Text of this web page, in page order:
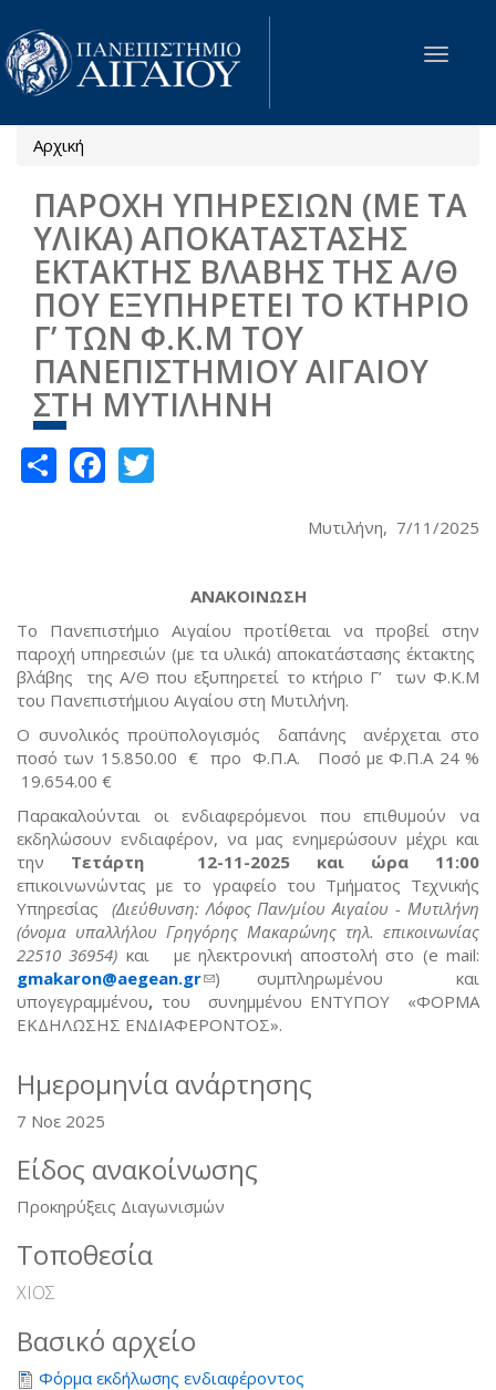
Παράκαμψη προς το κυρίως περιεχόμενο
Toggle
Είστε εδώ
Αρχική
ΠΑΡΟΧΗ ΥΠΗΡΕΣΙΩΝ (ΜΕ ΤΑ
ΥΛΙΚΑ) ΑΠΟΚΑΤΑΣΤΑΣΗΣ
ΕΚΤΑΚΤΗΣ ΒΛΑΒΗΣ ΤΗΣ Α/Θ
ΠΟΥ ΕΞΥΠΗΡΕΤΕΙ ΤΟ ΚΤΗΡΙΟ
Γ’ ΤΩΝ Φ.Κ.Μ ΤΟΥ
ΠΑΝΕΠΙΣΤΗΜΙΟΥ ΑΙΓΑΙΟΥ
ΣΤΗ ΜΥΤΙΛΗΝΗ
ShareFacebook
Μυτιλήνη, 7/11/2025
ΑΝΑΚΟΙΝΩΣΗ
Το Πανεπιστήμιο Αιγαίου προτίθεται να προβεί στην
παροχή υπηρεσιών (με τα υλικά) αποκατάστασης έκτακτης
βλάβης της Α/Θ που εξυπηρετεί το κτήριο Γ’ των Φ.Κ.Μ
του Πανεπιστήμιου Αιγαίου στη Μυτιλήνη.
Ο συνολικός προϋπολογισμός δαπάνης ανέρχεται στο
ποσό των 15.850.00 € προ Φ.Π.Α. Ποσό με Φ.Π.Α 24 %
19.654.00 €
Παρακαλούνται οι ενδιαφερόμενοι που επιθυμούν να
εκδηλώσουν ενδιαφέρον, να μας ενημερώσουν μέχρι και
την Τετάρτη 12-11-2025 και ώρα 11:00
επικοινωνώντας με το γραφείο του Τμήματος Τεχνικής
Υπηρεσίας (Διεύθυνση: Λόφος Παν/μίου Αιγαίου - Μυτιλήνη
(όνομα υπαλλήλου Γρηγόρης Μακαρώνης τηλ. επικοινωνίας
22510 36954) και με ηλεκτρονική αποστολή στο (e mail:
gmakaron@aegean.gr(link sends e-mail)
) συμπληρωμένου και
υπογεγραμμένου, του συνημμένου ΕΝΤΥΠΟΥ «ΦΟΡΜΑ
ΕΚΔΗΛΩΣΗΣ ΕΝΔΙΑΦΕΡΟΝΤΟΣ».
Ημερομηνία ανάρτησης
7 Νοε 2025
Είδος ανακοίνωσης
Προκηρύξεις Διαγωνισμών
Τοποθεσία
ΧΙΟΣ
Βασικό αρχείο
Φόρμα εκδήλωσης ενδιαφέροντος